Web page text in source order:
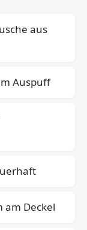
aus
Auspuff
am Deckel